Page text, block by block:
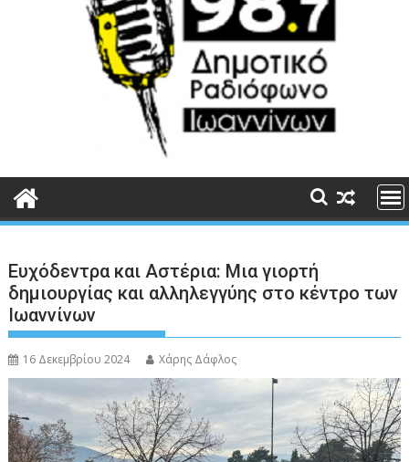
Ευχόδεντρα και Αστέρια: Μια γιορτή
δημιουργίας και αλληλεγγύης στο κέντρο των
Ιωαννίνων
16 Δεκεμβρίου 2024 Χάρης Δάφλος